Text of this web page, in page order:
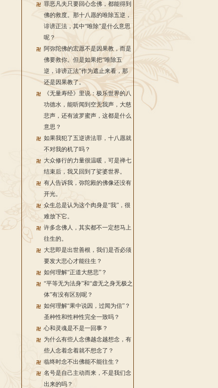
罪恶凡夫只要回心念佛，都能得到
佛的救度。那十八愿的唯除五逆，
诽谤正法，其中“唯除”是什么意思
呢？
阿弥陀佛的宏愿不是因果教，而是
佛要救你。但是如果把“唯除五
逆，诽谤正法”作为遮止来看，那
还是因果教了。
《无量寿经》里说：极乐世界的八
功德水，能听闻到空无我声，大慈
悲声，还有波罗蜜声，这都是什么
意思？
如果我犯了五逆谤法罪，十八愿就
不对我的机了吗？
大众修行的力量很温暖，可是禅七
结束后，我又回到了娑婆世界。
有人告诉我，弥陀殿的佛像还没有
开光。
众生总是认为这个肉身是“我”，很
难放下它。
许多念佛人，其实都不一定想马上
往生的。
大悲即是出世善根，我们是否必须
要发大悲心才能往生？
如何理解“正道大慈悲”？
“平等无为法身”和“虚无之身无极之
体”有没有区别呢？
如何理解“果中说因，过闻为信”？
圣种性和性种性完全一致吗？
心和灵魂是不是一回事？
为什么有些人念佛越念越想念，有
些人念着念着就不想念了？
临终时念不出佛能不能往生？
名号是自己主动而来，不是我们念
出来的吗？